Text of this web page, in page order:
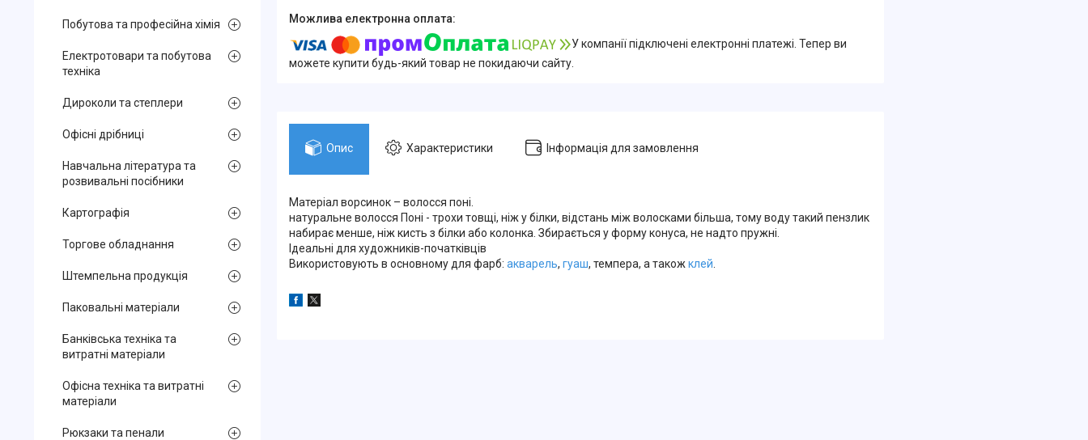
У компанії підключені електронні платежі. Тепер ви
можете купити будь-який товар не покидаючи сайту.
Опис Характеристики Інформація для замовлення
Матеріал ворсинок – волосся поні.
натуральне волосся Поні - трохи товщі, ніж у білки, відстань між волосками більша, тому воду такий пензлик
набирає менше, ніж кисть з білки або колонка. Збирається у форму конуса, не надто пружні.
Ідеальні для художників-початківців
Використовують в основному для фарб: акварель, гуаш, темпера, а також клей
Побутова та професійна хімія
Електротовари та побутова
техніка
Дироколи та степлери
Офісні дрібниці
Навчальна література та
розвивальні посібники
Картографія
Торгове обладнання
Штемпельна продукція
Паковальні матеріали
Банківська техніка та
витратні матеріали
Офісна техніка та витратні
матеріали
Рюкзаки та пенали